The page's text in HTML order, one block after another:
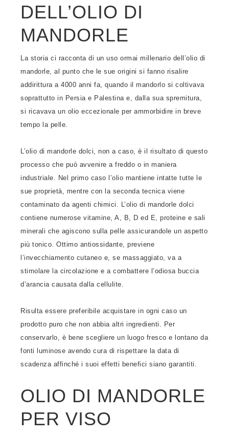
DELL’OLIO DI
MANDORLE
La storia ci racconta di un uso ormai millenario dell’olio di
mandorle, al punto che le sue origini si fanno risalire
addirittura a 4000 anni fa, quando il mandorlo si coltivava
soprattutto in Persia e Palestina e, dalla sua spremitura,
si ricavava un olio eccezionale per ammorbidire in breve
tempo la pelle.
L’olio di mandorle dolci, non a caso, è il risultato di questo
processo che può avvenire a freddo o in maniera
industriale. Nel primo caso l’olio mantiene intatte tutte le
sue proprietà, mentre con la seconda tecnica viene
contaminato da agenti chimici. L’olio di mandorle dolci
contiene numerose vitamine, A, B, D ed E, proteine e sali
minerali che agiscono sulla pelle assicurandole un aspetto
più tonico. Ottimo antiossidante, previene
l’invecchiamento cutaneo e, se massaggiato, va a
stimolare la circolazione e a combattere l’odiosa buccia
d’arancia causata dalla cellulite.
Risulta essere preferibile acquistare in ogni caso un
prodotto puro che non abbia altri ingredienti. Per
conservarlo, è bene scegliere un luogo fresco e lontano da
fonti luminose avendo cura di rispettare la data di
scadenza affinché i suoi effetti benefici siano garantiti.
OLIO DI MANDORLE
PER VISO